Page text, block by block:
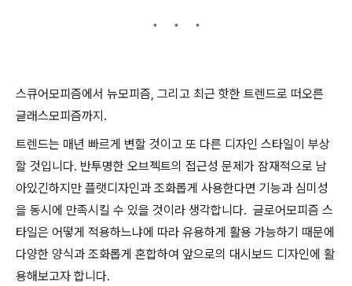
스큐어모피즘에서 뉴모피즘, 그리고 최근 핫한 트렌드로 떠오른
글래스모피즘까지.
트렌드는 매년 빠르게 변할 것이고 또 다른 디자인 스타일이 부상
할 것입니다. 반투명한 오브젝트의 접근성 문제가 잠재적으로 남
아있긴하지만 플랫디자인과 조화롭게 사용한다면 기능과 심미성
을 동시에 만족시킬 수 있을 것이라 생각합니다. 글로어모피즘 스
타일은 어떻게 적용하느냐에 따라 유용하게 활용 가능하기 때문에
다양한 양식과 조화롭게 혼합하여 앞으로의 대시보드 디자인에 활
용해보고자 합니다.